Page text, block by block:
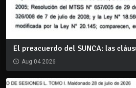
El preacuerdo del SUNCA: las
Aug 04 2026